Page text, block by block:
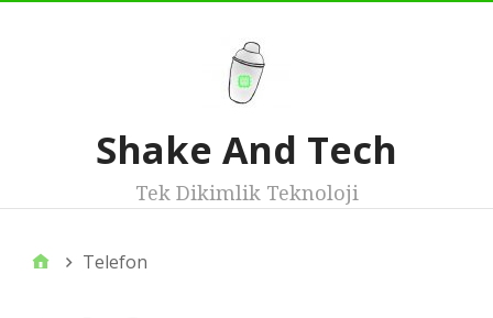
Shake And Tech
Tek Dikimlik Teknoloji
Telefon